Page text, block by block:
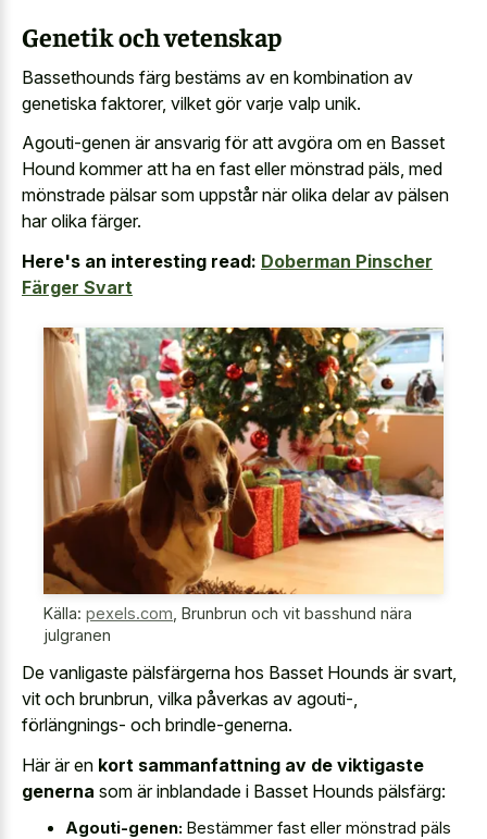
Genetik och vetenskap
Bassethounds färg bestäms av en kombination av
genetiska faktorer, vilket gör varje valp unik.
Agouti-genen är ansvarig för att avgöra om en Basset
Hound kommer att ha en fast eller mönstrad päls, med
mönstrade pälsar som uppstår när olika delar av pälsen
har olika färger.
Here's an interesting read: Doberman Pinscher
Färger Svart
Källa: pexels.com Brunbrun och vit basshund nära
julgranen
De vanligaste pälsfärgerna hos Basset Hounds är svart,
vit och brunbrun, vilka påverkas av agouti-,
förlängnings- och brindle-generna.
Här är en kort sammanfattning av de viktigaste
generna som är inblandade i Basset Hounds pälsfärg:
Agouti-genen: Bestämmer fast eller mönstrad päls